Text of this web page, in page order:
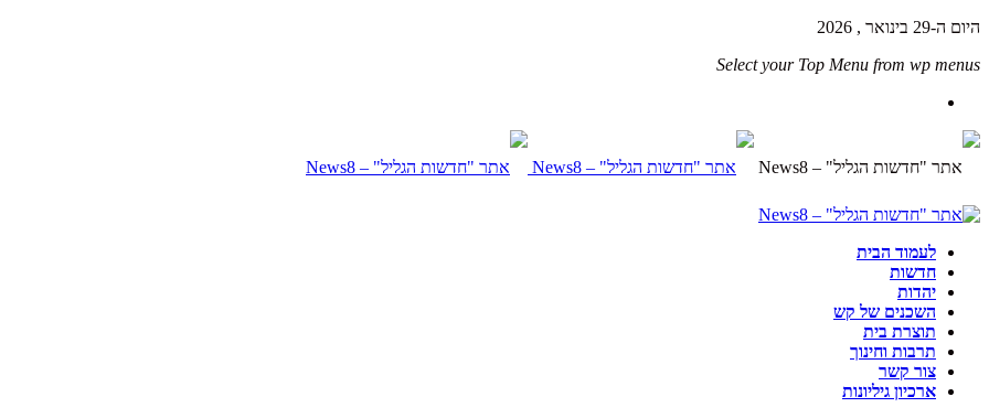
היום ה-29 בינואר , 2026
Select your Top Menu from wp menus
לעמוד הבית
חדשות
יהדות
השכנים של קש
תוצרת בית
תרבות וחינוך
צור קשר
ארכיון גיליונות